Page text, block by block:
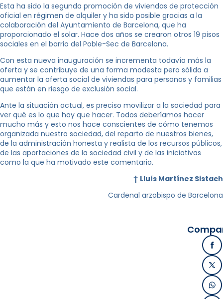
Esta ha sido la segunda promoción de viviendas de protección
oficial en régimen de alquiler y ha sido posible gracias a la
colaboración del Ayuntamiento de Barcelona, que ha
proporcionado el solar. Hace dos años se crearon otros 19 pisos
sociales en el barrio del Poble-Sec de Barcelona.
Con esta nueva inauguración se incrementa todavía más la
oferta y se contribuye de una forma modesta pero sólida a
aumentar la oferta social de viviendas para personas y familias
que están en riesgo de exclusión social.
Ante la situación actual, es preciso movilizar a la sociedad para
ver qué es lo que hay que hacer. Todos deberíamos hacer
mucho más y esto nos hace conscientes de cómo tenemos
organizada nuestra sociedad, del reparto de nuestros bienes,
de la administración honesta y realista de los recursos públicos,
de las aportaciones de la sociedad civil y de las iniciativas
como la que ha motivado este comentario.
† Lluís Martínez Sistach
Cardenal arzobispo de Barcelona
X